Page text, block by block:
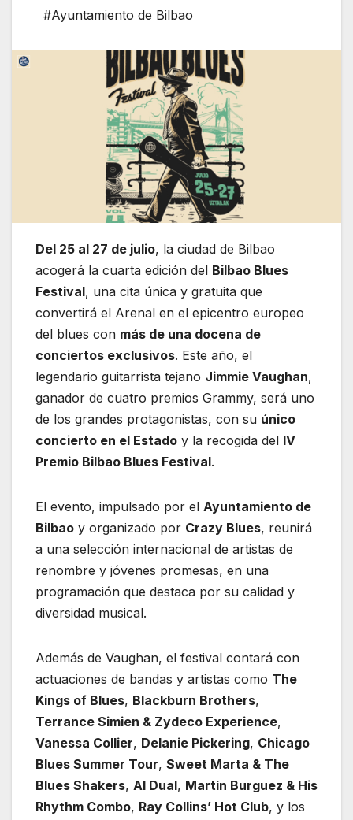
#Ayuntamiento de Bilbao
Del 25 al 27 de julio, la ciudad de Bilbao
acogerá la cuarta edición del Bilbao Blues
Festival, una cita única y gratuita que
convertirá el Arenal en el epicentro europeo
del blues con más de una docena de
conciertos exclusivos. Este año, el
legendario guitarrista tejano Jimmie Vaughan,
ganador de cuatro premios Grammy, será uno
de los grandes protagonistas, con su único
concierto en el Estado y la recogida del IV
Premio Bilbao Blues Festival.
El evento, impulsado por el Ayuntamiento de
Bilbao y organizado por Crazy Blues, reunirá
a una selección internacional de artistas de
renombre y jóvenes promesas, en una
programación que destaca por su calidad y
diversidad musical.
Además de Vaughan, el festival contará con
actuaciones de bandas y artistas como The
Kings of Blues, Blackburn Brothers,
Terrance Simien & Zydeco Experience,
Vanessa Collier, Delanie Pickering, Chicago
Blues Summer Tour, Sweet Marta & The
Blues Shakers, Al Dual, Martín Burguez & His
Rhythm Combo, Ray Collins’ Hot Club, y los